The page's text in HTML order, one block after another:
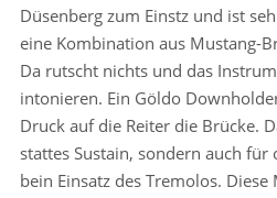
Düsenberg zum Einstz und ist
eine Kombination aus Mustang-
Da rutscht nichts und das
intonieren. Ein Göldo
Druck auf die Reiter die Brücke.
stattes Sustain, sondern auch
bein Einsatz des Tremolos.